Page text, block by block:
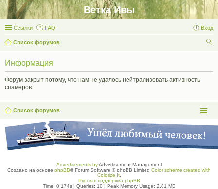
Ветка Ивы
Ссылки FAQ Вход
Список форумов
Информация
Форум закрыт потому, что нам не удалось нейтрализовать активность
спамеров.
Список форумов
Advertisements byAdvertisement Management
Создано на основе phpBB® Forum Software © phpBB Limited Color scheme created with
Colorize It.
Русская поддержка phpBB
Time: 0.174s| Queries: 10| Peak Memory Usage: 2.81 МБ